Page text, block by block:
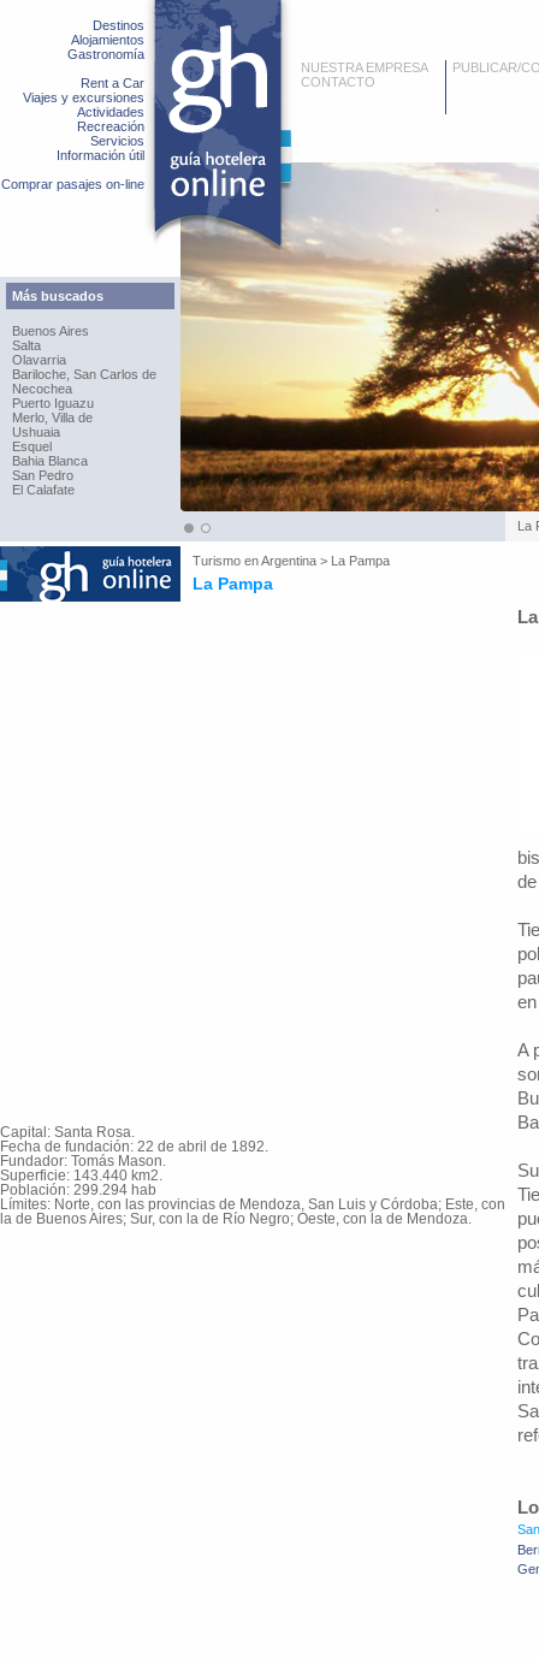
Destinos
Alojamientos
Gastronomía
Rent a Car
Viajes y excursiones
Actividades
Recreación
Servicios
Información útil
Comprar pasajes on-line
Más buscados
Buenos Aires
Salta
Olavarria
Bariloche, San Carlos de
Necochea
Puerto Iguazu
Merlo, Villa de
Ushuaia
Esquel
Bahia Blanca
San Pedro
El Calafate
NUESTRA EMPRESA
CONTACTO
PUBLICAR/
La
Turismo enArgentina > La Pampa
La Pampa
Capital: Santa Rosa.
Fecha de fundación: 22 de abril de 1892.
Fundador: Tomás Mason.
Superficie: 143.440 km2.
Población: 299.294 hab
Límites: Norte, con las provincias de Mendoza, San Luis y Córdoba; Este, con
la de Buenos Aires; Sur, con la de Río Negro; Oeste, con la de Mendoza.
A